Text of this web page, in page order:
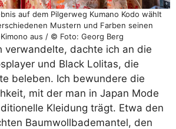
auf dem Pilgerweg Kumano Kodo wählt
Mustern und Farben seinen
aus / © Foto: Georg Berg
verwandelte, dachte ich an die
und Black Lolitas, die
beleben. Ich bewundere die
mit der man in Japan Mode
Kleidung trägt. Etwa den
Baumwollbademantel, den